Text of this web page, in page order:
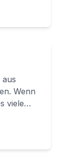
aus
Wenn
viele